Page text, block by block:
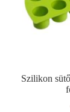
Szilikon